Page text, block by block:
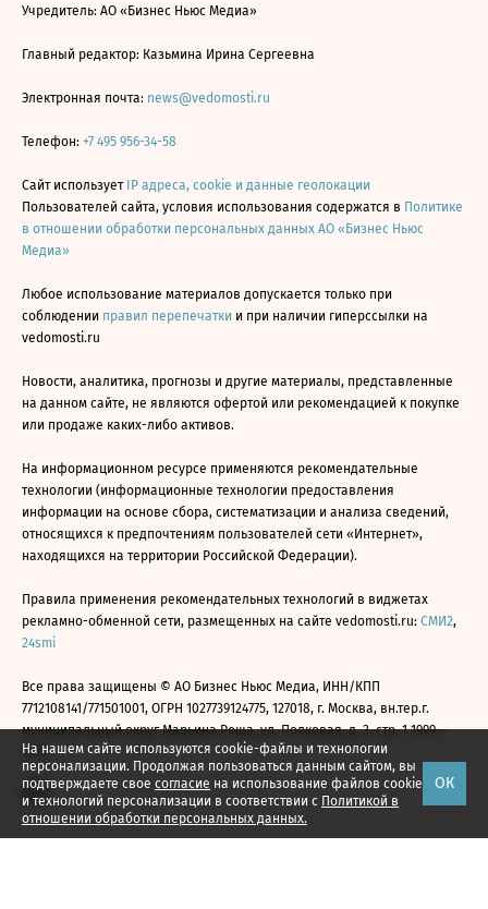
На нашем сайте используются cookie-файлы и технологии
персонализации. Продолжая пользоваться данным сайтом, вы
подтверждаете свое согласие на использование файлов cookie
и технологий персонализации в соответствии с Политикой в
отношении обработки персональных данных.
ОК
Учредитель: АО «Бизнес Ньюс Медиа»
Главный редактор: Казьмина Ирина Сергеевна
Электронная почта: news@vedomosti.ru
Телефон: +7 495 956-34-58
Сайт использует IP адреса, cookie и данные геолокации
Пользователей сайта, условия использования содержатся в Политике
в отношении обработки персональных данных АО «Бизнес Ньюс
Медиа»
Любое использование материалов допускается только при
соблюдении правил перепечатки и при наличии гиперссылки на
vedomosti.ru
Новости, аналитика, прогнозы и другие материалы, представленные
на данном сайте, не являются офертой или рекомендацией к покупке
или продаже каких-либо активов.
На информационном ресурсе применяются рекомендательные
технологии (информационные технологии предоставления
информации на основе сбора, систематизации и анализа сведений,
относящихся к предпочтениям пользователей сети «Интернет»,
находящихся на территории Российской Федерации).
Правила применения рекомендательных технологий в виджетах
рекламно-обменной сети, размещенных на сайте vedomosti.ru: СМИ2,
24smi
Все права защищены © АО Бизнес Ньюс Медиа, ИНН/КПП
7712108141/771501001, ОГРН 1027739124775, 127018, г. Москва, вн.тер.г.
муниципальный округ Марьина Роща, ул. Полковая, д. 3, стр. 1 1999—
2026